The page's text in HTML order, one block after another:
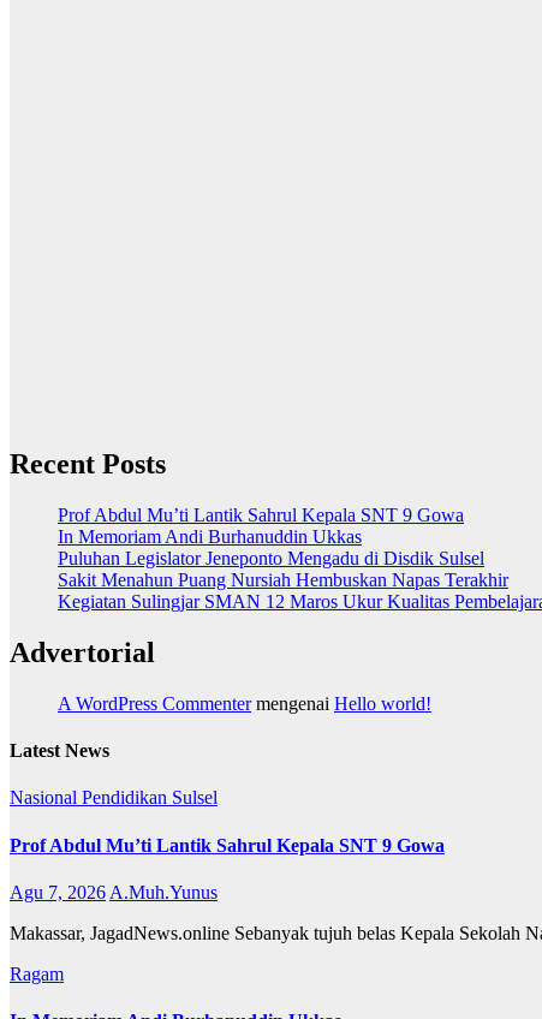
Recent Posts
Prof Abdul Mu’ti Lantik Sahrul Kepala SNT 9 Gowa
In Memoriam Andi Burhanuddin Ukkas
Puluhan Legislator Jeneponto Mengadu di Disdik Sulsel
Sakit Menahun Puang Nursiah Hembuskan Napas Terakhir
Kegiatan Sulingjar SMAN 12 Maros Ukur Kualitas
Advertorial
A WordPress Commentermengenai Hello world!
Latest News
Nasional Pendidikan Sulsel
Prof Abdul Mu’ti Lantik Sahrul Kepala SNT 9 Gowa
Agu 7, 2026 A.Muh.Yunus
Makassar, JagadNews.online Sebanyak tujuh belas Kepala Sekolah
Ragam